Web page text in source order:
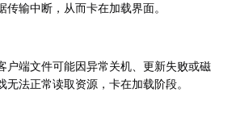
输中断，从而卡在加载界面。
户端文件可能因异常关机、更新失败或磁
无法正常读取资源，卡在加载阶段。